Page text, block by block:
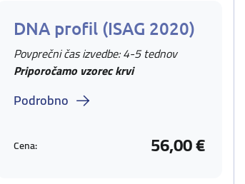
DNA profil (ISAG 2020)
Povprečni čas izvedbe: 4-5 tednov
Priporočamo vzorec krvi
Podrobno
Cena: 56,00 €